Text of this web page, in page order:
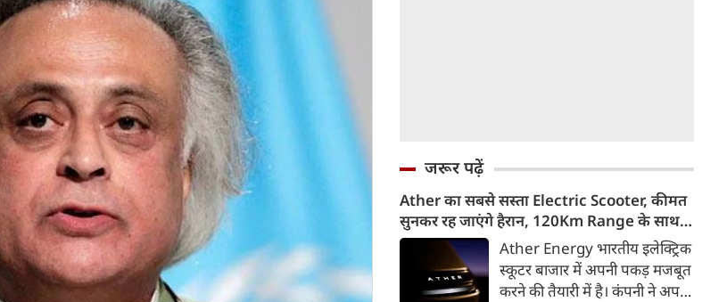
जरूर पढ़ें
Ather का सबसे सस्ता Electric Scooter, कीमत
सुनकर रह जाएंगे हैरान, 120Km Range के साथ
आएगा Konarc Ather Energy भारतीय इलेक्ट्रिक
स्कूटर बाजार में अपनी पकड़ मजबूत
करने की तैयारी में है। कंपनी ने अपने